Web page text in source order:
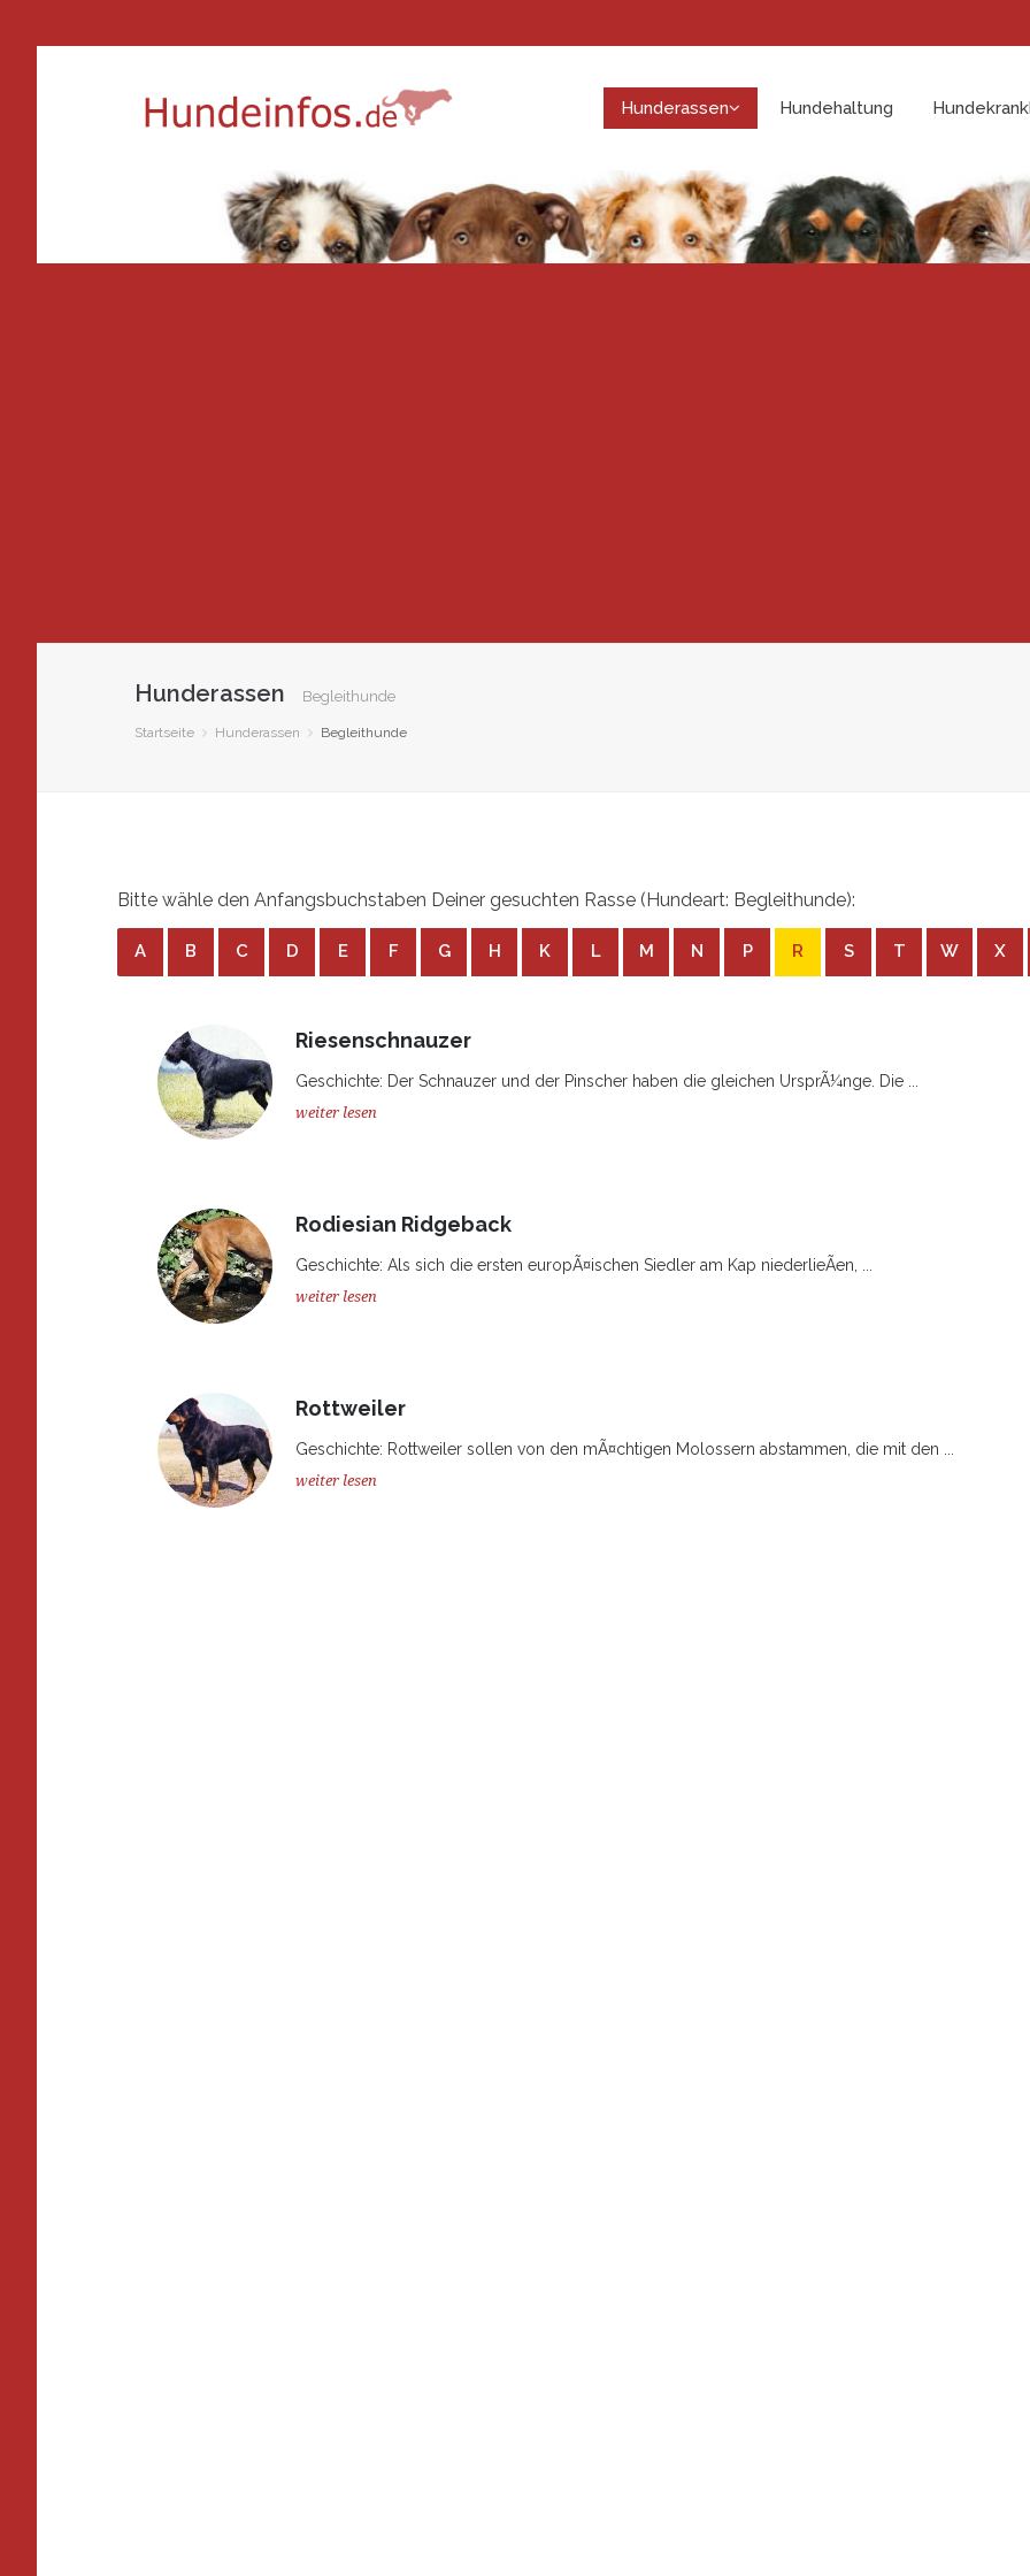
Hunderassen Hundehaltung
Hunderassen Begleithunde
Startseite Hunderassen Begleithunde
Bitte wähle den Anfangsbuchstaben Deiner gesuchten Rasse (Hundeart: Begleithunde):
A B C D E F G H K L M N P R S T W X
Riesenschnauzer
Geschichte: Der Schnauzer und der Pinscher haben die gleichen UrsprÃ¼nge. Die ...
weiter lesen
Rodiesian Ridgeback
Geschichte: Als sich die ersten europÃ¤ischen Siedler am Kap niederlieÃen, ...
weiter lesen
Rottweiler
Geschichte: Rottweiler sollen von den mÃ¤chtigen Molossern abstammen, die mit den ...
weiter lesen